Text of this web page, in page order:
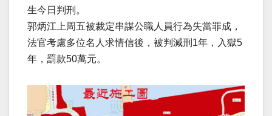
生今日判刑。
郭炳江上周五被裁定串謀公職人員行為失當罪成，
法官考慮多位名人求情信後，被判減刑1年，入獄5
年，罰款50萬元。